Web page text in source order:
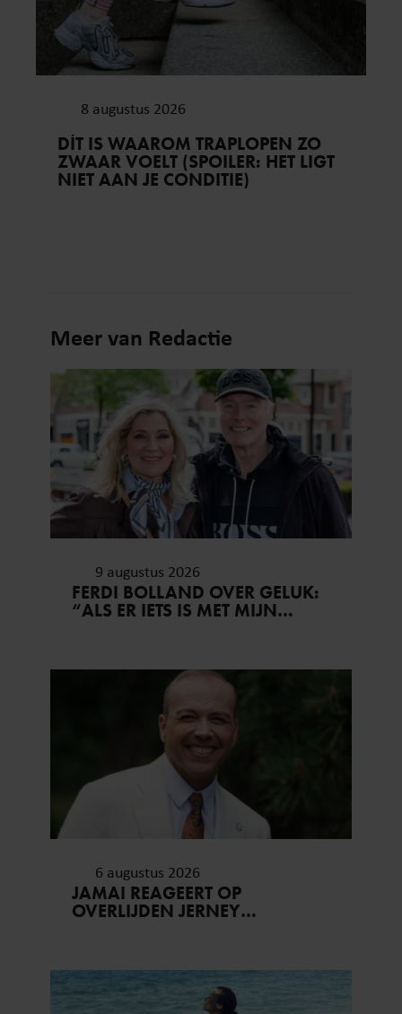
8 augustus 2026
DÍT IS WAAROM TRAPLOPEN ZO
ZWAAR VOELT (SPOILER: HET LIGT
NIET AAN JE CONDITIE)
Meer van Redactie
9 augustus 2026
FERDI BOLLAND OVER GELUK:
“ALS ER IETS IS MET MIJN
6 augustus 2026
JAMAI REAGEERT OP
OVERLIJDEN JERNEY
VERGETEN’